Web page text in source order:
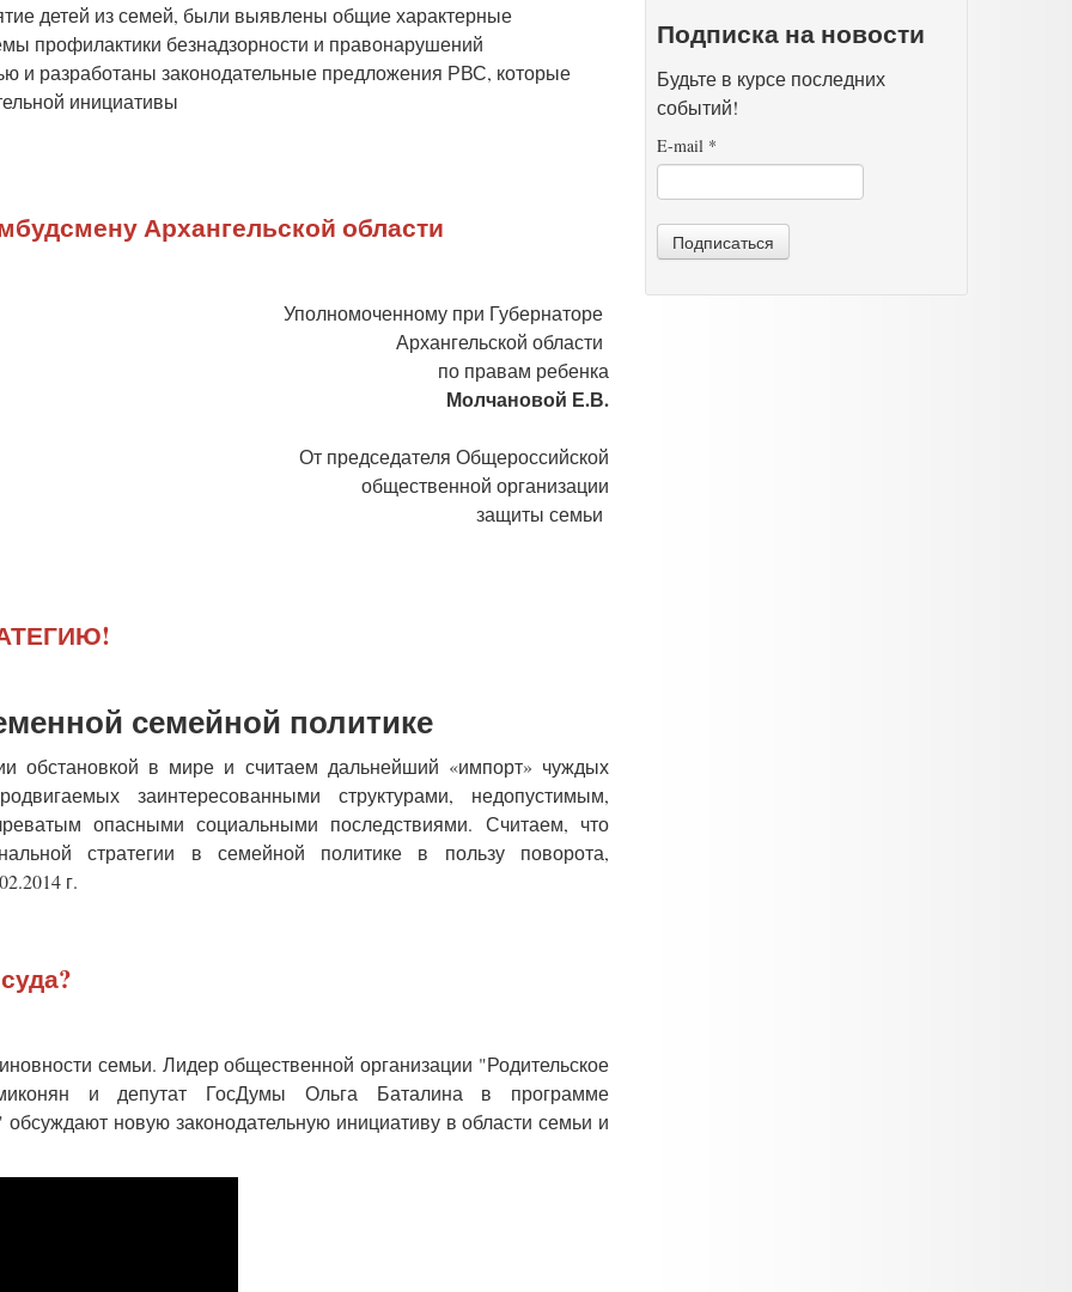
детей из семей, были выявлены общие характерные
профилактики безнадзорности и правонарушений
и разработаны законодательные предложения РВС, которые
инициативы
Архангельской области
Уполномоченному при Губернаторе
Архангельской области
по правам ребенка
Молчановой Е.В.
От председателя Общероссийской
общественной организации
защиты семьи
семейной политике
обстановкой в мире и считаем дальнейший «импорт» чуждых
заинтересованными структурами, недопустимым,
опасными социальными последствиями. Считаем, что
стратегии в семейной политике в пользу поворота,
г.
семьи. Лидер общественной организации "Родительское
и депутат ГосДумы Ольга Баталина в программе
новую законодательную инициативу в области семьи и
Подписка на новости
Будьте в курсе последних
событий!
E-mail *
Подписаться